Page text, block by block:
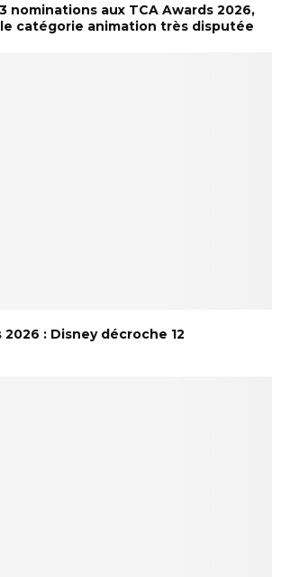
nominations aux TCA Awards 2026,
catégorie animation très disputée
: Disney décroche 12